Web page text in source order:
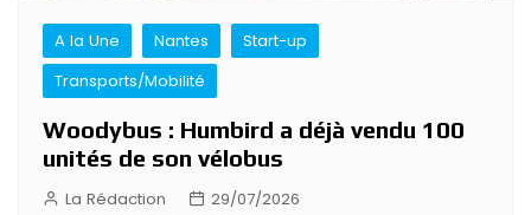
A la Une Nantes
Start-up
Transports/Mobilité
Woodybus : Humbird a déjà vendu 100
unités de son vélobus
La Rédaction 29/07/2026